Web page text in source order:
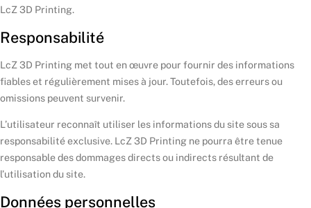
LcZ 3D Printing.
Responsabilité
LcZ 3D Printing met tout en œuvre pour fournir des informations
fiables et régulièrement mises à jour. Toutefois, des erreurs ou
omissions peuvent survenir.
L’utilisateur reconnaît utiliser les informations du site sous sa
responsabilité exclusive. LcZ 3D Printing ne pourra être tenue
responsable des dommages directs ou indirects résultant de
l’utilisation du site.
Données personnelles